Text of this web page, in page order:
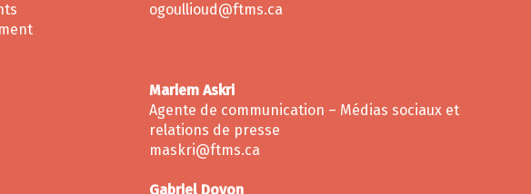
ogoullioud@ftms.ca
Mariem Askri
Agente de communication – Médias sociaux et
relations de presse
maskri@ftms.ca
Gabriel Doyon